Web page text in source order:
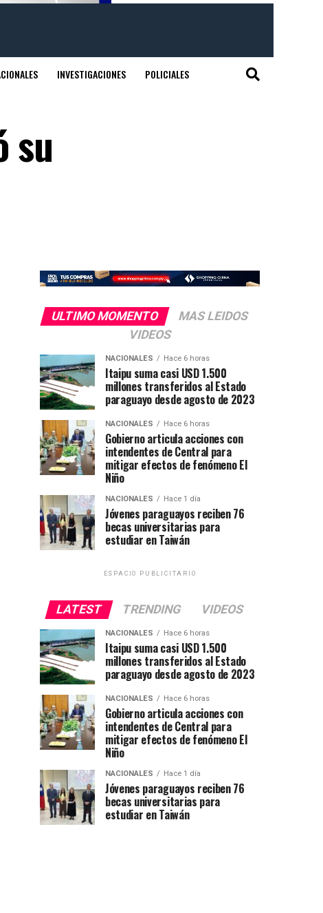
INVESTIGACIONES POLICIALES
su
ULTIMO MOMENTO
MAS LEIDOS
VIDEOS
NACIONALES Hace 6 horas
Itaipu suma casi USD 1.500
millones transferidos al Estado
paraguayo desde agosto de 2023
NACIONALES Hace 6 horas
Gobierno articula acciones con
intendentes de Central para
mitigar efectos de fenómeno El
Niño
NACIONALES Hace 1 día
Jóvenes paraguayos reciben 76
becas universitarias para
estudiar en Taiwán
ESPACIO PUBLICITARIO
LATEST TRENDING VIDEOS
NACIONALES Hace 6 horas
Itaipu suma casi USD 1.500
millones transferidos al Estado
paraguayo desde agosto de 2023
NACIONALES Hace 6 horas
Gobierno articula acciones con
intendentes de Central para
mitigar efectos de fenómeno El
Niño
NACIONALES Hace 1 día
Jóvenes paraguayos reciben 76
becas universitarias para
estudiar en Taiwán